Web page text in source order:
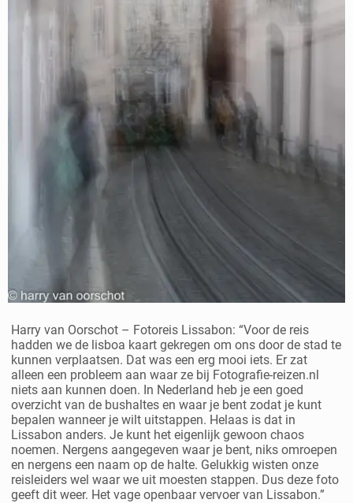
Harry van Oorschot – Fotoreis Lissabon: “Voor de reis
hadden we de lisboa kaart gekregen om ons door de stad te
kunnen verplaatsen. Dat was een erg mooi iets. Er zat
alleen een probleem aan waar ze bij Fotografie-reizen.nl
niets aan kunnen doen. In Nederland heb je een goed
overzicht van de bushaltes en waar je bent zodat je kunt
bepalen wanneer je wilt uitstappen. Helaas is dat in
Lissabon anders. Je kunt het eigenlijk gewoon chaos
noemen. Nergens aangegeven waar je bent, niks omroepen
en nergens een naam op de halte. Gelukkig wisten onze
reisleiders wel waar we uit moesten stappen. Dus deze foto
geeft dit weer. Het vage openbaar vervoer van Lissabon.”